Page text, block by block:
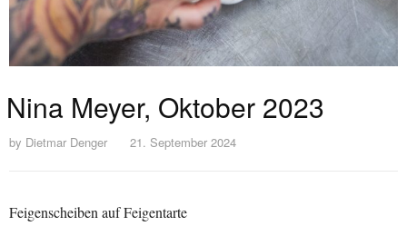
Nina Meyer, Oktober 2023
by Dietmar Denger 21. September 2024
Feigenscheiben auf Feigentarte